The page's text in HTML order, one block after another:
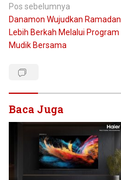
Navigasi
pos
Pos sebelumnya
Danamon Wujudkan Ramadan
Lebih Berkah Melalui Program
Mudik Bersama
Baca Juga